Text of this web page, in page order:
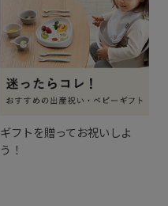
ギフトを贈ってお祝いしよ
う！